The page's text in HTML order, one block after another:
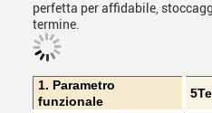
perfetta per affidabile,
termine.
1. Parametro
funzionale